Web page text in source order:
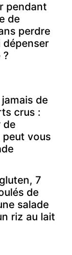
pendant
de
perdre
dépenser
?
de
crus :
de
vous
7
de
salade
riz au lait